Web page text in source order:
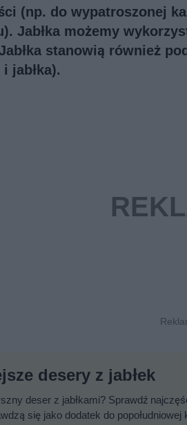
(np. do wypatroszonej
Jabłka możemy
stanowią również
jabłka).
desery z jabłek
deser z jabłkami? Sprawdź
się jako dodatek do popołudniowej